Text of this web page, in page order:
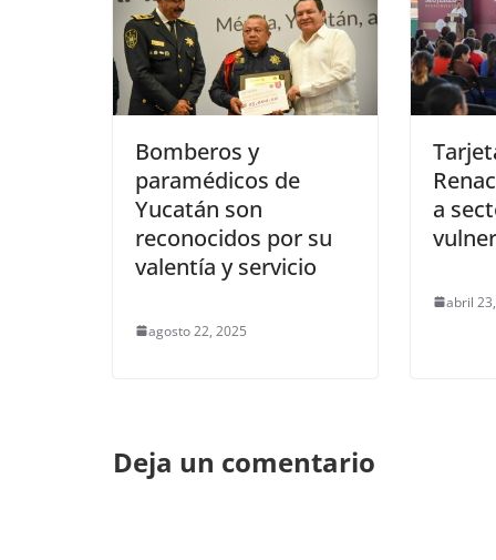
Bomberos y
paramédicos de
Yucatán son
reconocidos por su
valentía y servicio
agosto 22, 2025
a
abril
Deja un comentario